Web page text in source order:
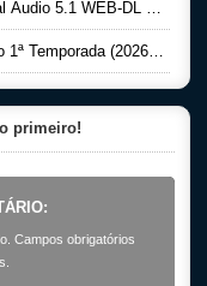
5.1 WEB-DL 1080p
Dual Áudio 5.1 WEB-DL 1080p
primeiro!
Campos obrigatórios